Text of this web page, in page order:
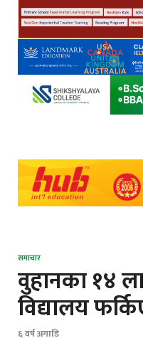
समाचार
वुहानका १४
विद्यालय
६ वर्ष अगाडि